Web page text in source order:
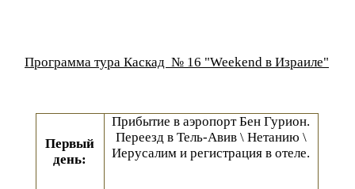
Программа тура Каскад № 16 "Weekend в Израиле"
Первый
день:
Прибытие в аэропорт Бен Гурион.
Переезд в Тель-Авив \ Нетанию \
Иерусалим и регистрация в отеле.